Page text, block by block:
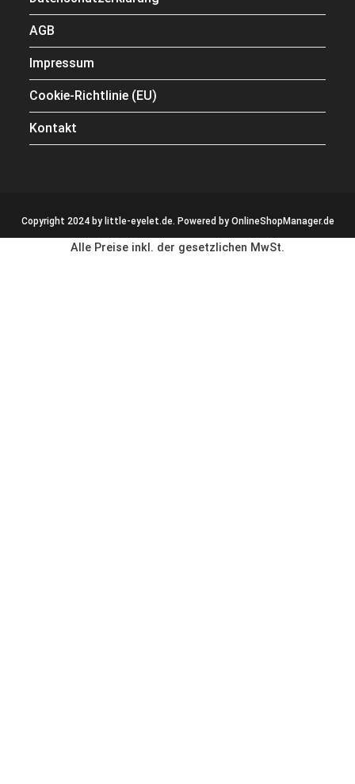
AGB
Impressum
Cookie-Richtlinie (EU)
Kontakt
Copyright 2024 by little-eyelet.de. Powered by OnlineShopManager.de
Alle Preise inkl. der gesetzlichen MwSt.